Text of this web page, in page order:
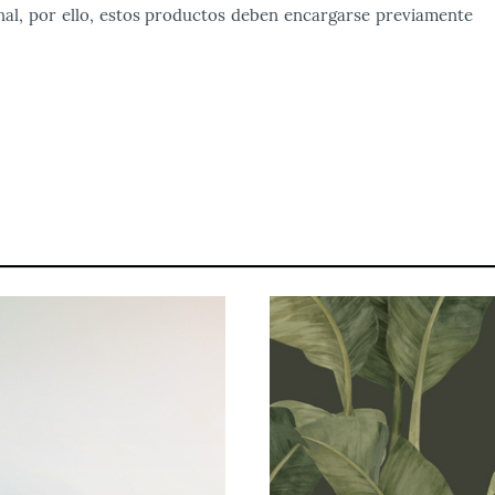
por ello, estos productos deben encargarse previamente